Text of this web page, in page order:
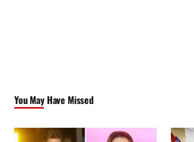
You May Have Missed